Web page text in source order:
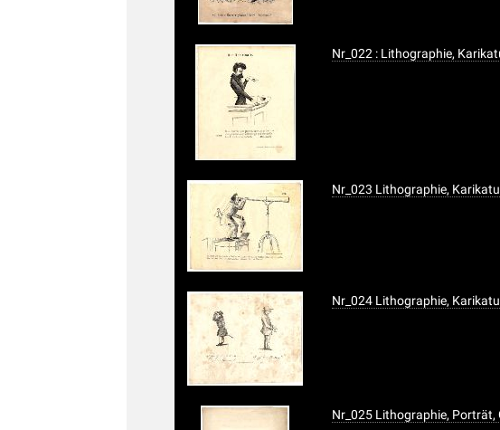
Nr_022 : Lithographie,
Nr_023 Lithographie,
Nr_024 Lithographie,
Nr_025 Lithographie,